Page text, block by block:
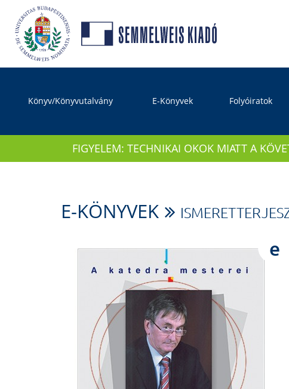
Könyv/Könyvutalvány E-Könyvek Folyóiratok
FIGYELEM: TECHNIKAI OKOK MIATT A
E-KÖNYVEK
e